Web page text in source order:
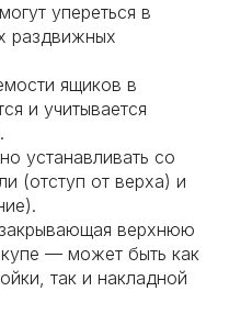
упереться в
раздвижных
ящиков в
и учитывается
устанавливать со
(отступ от верха) и
верхнюю
— может быть как
так и накладной